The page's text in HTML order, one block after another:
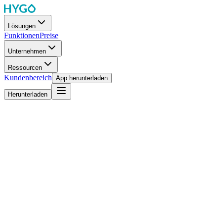
Lösungen
FunktionenPreise
Unternehmen
Ressourcen
Kundenbereich App herunterladen
Herunterladen